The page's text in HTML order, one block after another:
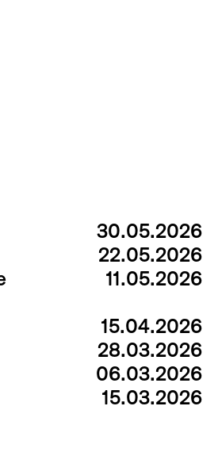
30.05.2026
22.05.2026
11.05.2026
15.04.2026
28.03.2026
06.03.2026
15.03.2026